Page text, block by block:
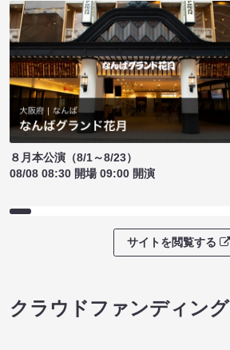
８月本公演（8/1～8/23）
08/08 08:30 開場 09:00 開演
サイトを閲覧する
クラウドファンディング